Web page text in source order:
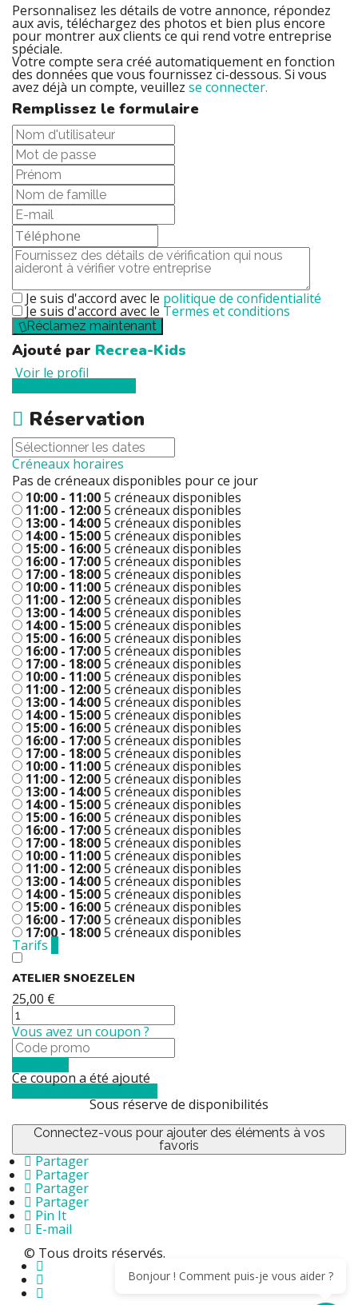
Personnalisez les détails de votre annonce, répondez
aux avis, téléchargez des photos et bien plus encore
pour montrer aux clients ce qui rend votre entreprise
spéciale.
Votre compte sera créé automatiquement en fonction
des données que vous fournissez ci-dessous. Si vous
avez déjà un compte, veuillez se connecter.
Remplissez le formulaire
Je suis d'accord avec le politique de confidentialité
Je suis d'accord avec le Termes et conditions
Réclamez maintenant
Ajouté par Recrea-Kids
Voir le profil
Réservation
Créneaux horaires
Pas de créneaux disponibles pour ce jour
10:00 - 11:005 créneaux disponibles
11:00 - 12:005 créneaux disponibles
13:00 - 14:005 créneaux disponibles
14:00 - 15:005 créneaux disponibles
15:00 - 16:005 créneaux disponibles
16:00 - 17:005 créneaux disponibles
17:00 - 18:005 créneaux disponibles
10:00 - 11:005 créneaux disponibles
11:00 - 12:005 créneaux disponibles
13:00 - 14:005 créneaux disponibles
14:00 - 15:005 créneaux disponibles
15:00 - 16:005 créneaux disponibles
16:00 - 17:005 créneaux disponibles
17:00 - 18:005 créneaux disponibles
10:00 - 11:005 créneaux disponibles
11:00 - 12:005 créneaux disponibles
13:00 - 14:005 créneaux disponibles
14:00 - 15:005 créneaux disponibles
15:00 - 16:005 créneaux disponibles
16:00 - 17:005 créneaux disponibles
17:00 - 18:005 créneaux disponibles
10:00 - 11:005 créneaux disponibles
11:00 - 12:005 créneaux disponibles
13:00 - 14:005 créneaux disponibles
14:00 - 15:005 créneaux disponibles
15:00 - 16:005 créneaux disponibles
16:00 - 17:005 créneaux disponibles
17:00 - 18:005 créneaux disponibles
10:00 - 11:005 créneaux disponibles
11:00 - 12:005 créneaux disponibles
13:00 - 14:005 créneaux disponibles
14:00 - 15:005 créneaux disponibles
15:00 - 16:005 créneaux disponibles
16:00 - 17:005 créneaux disponibles
17:00 - 18:005 créneaux disponibles
Tarifs
ATELIER SNOEZELEN
25,00 €
Vous avez un coupon ?
Ce coupon a été ajouté
Sous réserve de disponibilités
Connectez-vous pour ajouter des éléments à vos
favoris
Partager
Partager
Partager
Partager
Pin It
E-mail
© Tous droits réservés.
Bonjour ! Comment puis-je vous aider ?